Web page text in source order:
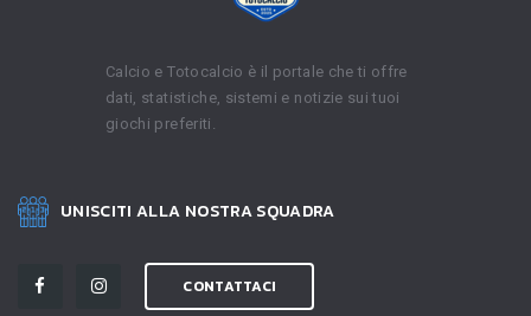
Calcio e Totocalcio è il portale che ti offre
dati, statistiche, sistemi e notizie sui tuoi
giochi preferiti.
UNISCITI ALLA NOSTRA SQUADRA
CONTATTACI